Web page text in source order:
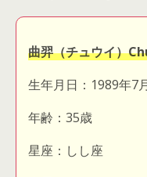
曲羿（チュウイ）
生年月日：1989年7
年齢：35歳
星座：しし座